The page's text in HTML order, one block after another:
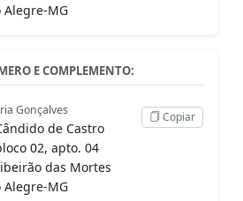
Alegre-MG
E COMPLEMENTO:
Gonçalves
de Castro
02, apto. 04
das Mortes
Alegre-MG
Copiar